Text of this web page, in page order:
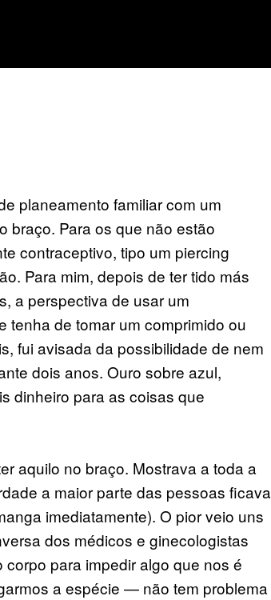
planeamento familiar com um
braço. Para os que não estão
contraceptivo, tipo um piercing
Para mim, depois de ter tido más
a perspectiva de usar um
tenha de tomar um comprimido ou
fui avisada da possibilidade de nem
dois anos. Ouro sobre azul,
dinheiro para as coisas que
aquilo no braço. Mostrava a toda a
a maior parte das pessoas ficava
imediatamente). O pior veio uns
dos médicos e ginecologistas
para impedir algo que nos é
a espécie — não tem problema